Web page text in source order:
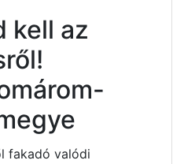
kell az
fakadó valódi